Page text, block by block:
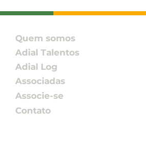
DH&E Brasil
Brasil
Quem somos
Adial Talentos
Adial Log
Associadas
Associe-se
Contato